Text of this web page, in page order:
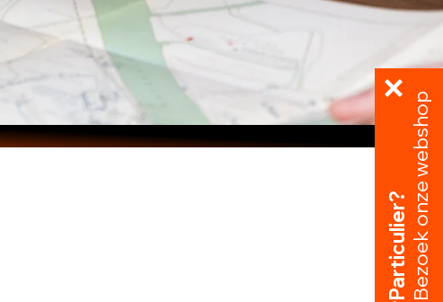
Particulier?Bezoek onze webshop